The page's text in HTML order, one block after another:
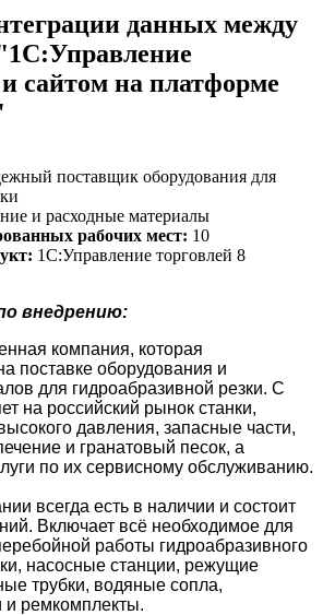
данных между
сайтом на платформе
поставщик оборудования для
и расходные материалы
рабочих мест: 10
1С:Управление торговлей 8
внедрению:
компания, которая
поставке оборудования и
для гидроабразивной резки. С
на российский рынок станки,
давления, запасные части,
и гранатовый песок, а
по их сервисному обслуживанию.
всегда есть в наличии и состоит
Включает вcё необходимое для
работы гидроабразивного
насосные станции, режущие
трубки, водяные сопла,
и ремкомплекты.